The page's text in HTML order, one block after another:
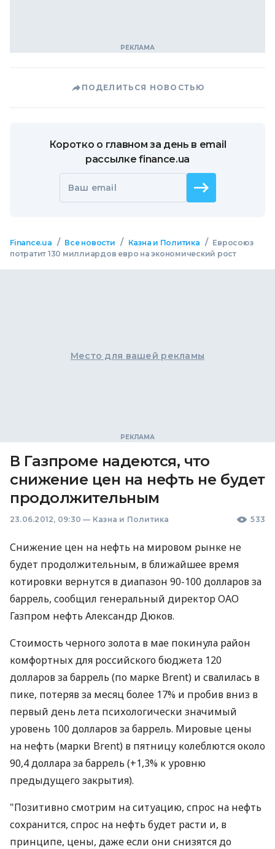
ПОДЕЛИТЬСЯ НОВОСТЬЮ
Коротко о главном за день в email
рассылке finance.ua
Ваш email
Finance.ua / Все новости / Казна и Политика / Евросоюз
потратит 130 миллиардов евро на экономический рост
Место для вашей рекламы
В Газпроме надеются, что
снижение цен на нефть не будет
продолжительным
23.06.2012, 09:30 — Казна и Политика 533
Снижение цен на нефть на мировом рынке не
будет продолжительным, в ближайшее время
котировки вернутся в диапазон 90-100 долларов за
баррель, сообщил генеральный директор ОАО
Газпром нефть Александр Дюков.
Стоимость черного золота в мае покинула район
комфортных для российского бюджета 120
долларов за баррель (по марке Brent) и свалилась в
пике, потеряв за месяц более 17% и пробив вниз в
первый день лета психологически значимый
уровень 100 долларов за баррель. Мировые цены
на нефть (марки Brent) в пятницу колеблются около
90,4 доллара за баррель (+1,3% к уровню
предыдущего закрытия).
"Позитивно смотрим на ситуацию, спрос на нефть
сохранится, спрос на нефть будет расти и, в
принципе, цены, даже если они снизятся до